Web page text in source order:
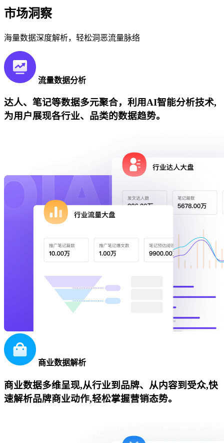
市场洞察
海量数据深度解析，轻松洞恶流量脉络
流量数据分析
达人、笔记等数据多元聚合，利用AI智能分析技术,
为用户展现各行业、品类的数据趋势。
商业数据解析
商业数据多维呈现,从行业到品牌、从内容到受众,快
速解析品牌商业动作,轻松掌握营销态势。